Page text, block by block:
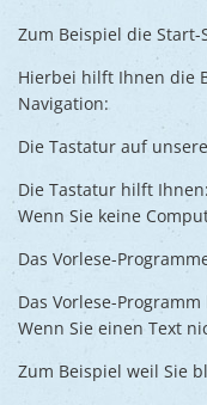
Zum Beispiel die Start-
Hierbei hilft Ihnen die
Navigation:
Die Tastatur auf
Die Tastatur hilft Ihnen:
Wenn Sie keine
Das Vorlese-
Das Vorlese-
Wenn Sie einen Text
Zum Beispiel weil Sie